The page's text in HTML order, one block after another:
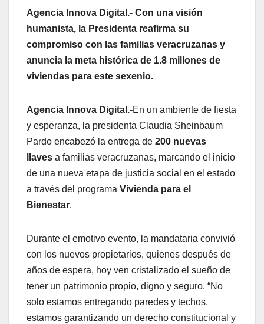
Agencia Innova Digital.- Con una visión
humanista, la Presidenta reafirma su
compromiso con las familias veracruzanas y
anuncia la meta histórica de 1.8 millones de
viviendas para este sexenio.
Agencia Innova Digital.-En un ambiente de fiesta
y esperanza, la presidenta Claudia Sheinbaum
Pardo encabezó la entrega de 200 nuevas
llaves a familias veracruzanas, marcando el inicio
de una nueva etapa de justicia social en el estado
a través del programa Vivienda para el
Bienestar.
Durante el emotivo evento, la mandataria convivió
con los nuevos propietarios, quienes después de
años de espera, hoy ven cristalizado el sueño de
tener un patrimonio propio, digno y seguro. “No
solo estamos entregando paredes y techos,
estamos garantizando un derecho constitucional y